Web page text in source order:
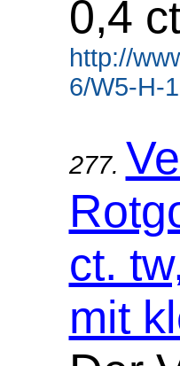
0,4
http://
6/W5-H-
277.
ct.
mit